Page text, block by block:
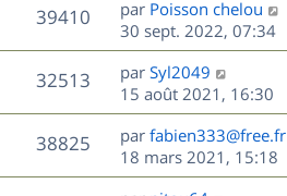
s
n
i
e
r
m
e
s
s
a
39410V
u
e
D
e
r
n
i
e
r
m
e
par Poisson chelou
30 sept. 2022, 07:34
32513V
u
D
e
r
n
i
e
par Syl2049
15 août 2021, 16:30
38825V
u
D
e
r
par fabien333@free.fr
18 mars 2021, 15:18